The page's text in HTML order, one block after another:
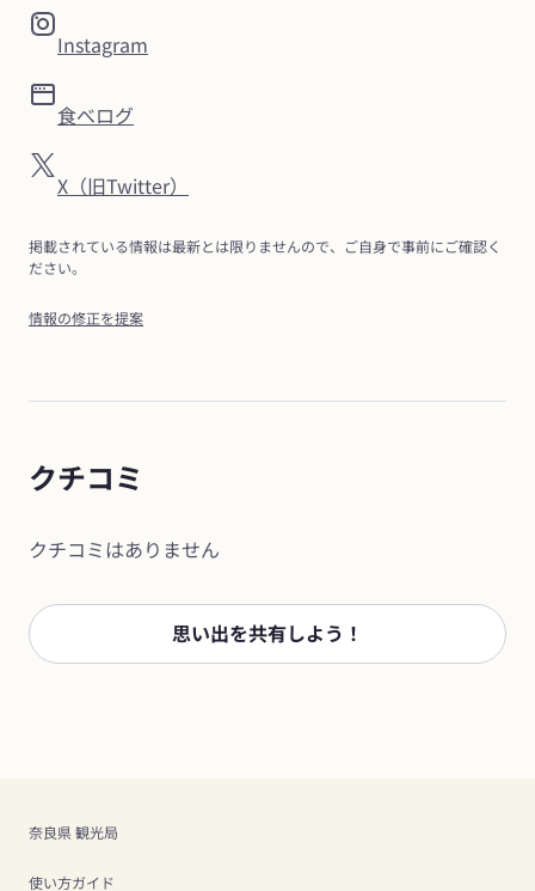
Instagram
食べログ
X（旧Twitter）
掲載されている情報は最新とは限りませんので、ご自身で事前にご確認く
ださい。
情報の修正を提案
クチコミ
クチコミはありません
思い出を共有しよう！
奈良県 観光局
使い方ガイド